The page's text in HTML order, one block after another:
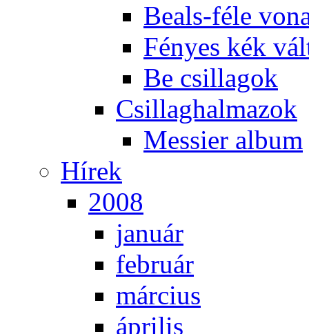
Be­als-fé­le
Fé­nyes kék
Be csil­la­gok
Csil­lag­hal­ma­zok
Mes­si­er al­bum
Hí­rek
2008
ja­nu­ár
feb­ru­ár
már­ci­us
áp­ri­lis